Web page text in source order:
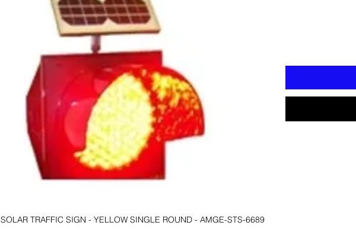
SOLAR TRAFFIC SIGN - YELLOW SINGLE ROUND - AMGE-STS-6689